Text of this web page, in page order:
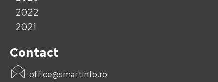
2022
2021
Contact
office@smartinfo.ro